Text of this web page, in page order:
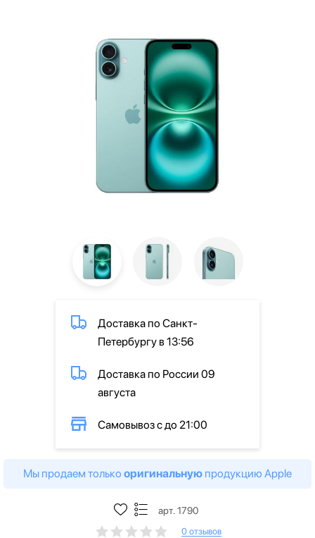
Доставка по Санкт-
Петербургу в 13:56
Доставка по России 09
августа
Самовывоз с до 21:00
Мы продаем только оригинальную продукцию Apple
арт. 1790
0 отзывов